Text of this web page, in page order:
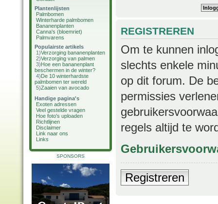
Plantenlijsten
Palmbomen
Winterharde palmbomen
Bananenplanten
Canna's (bloemriet)
Palmvarens
Populairste artikels
1)Verzorging bananenplanten
2)Verzorging van palmen
3)Hoe een bananenplant
beschermen in de winter?
4)De 10 winterhardste
palmbomen ter wereld
5)Zaaien van avocado
Handige pagina's
Exoten adressen
Veel gestelde vragen
Hoe foto's uploaden
Richtlijnen
Disclaimer
Link naar ons
Links
SPONSORS
REGISTREREN
Om te kunnen
slechts enkele
op dit forum. De
permissies
regels altijd te
Registreren